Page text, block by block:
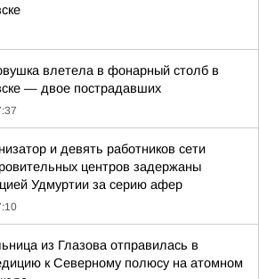
влетела в фонарный столб в
— двое пострадавших
и девять работников сети
центров задержаны
Удмуртии за серию афер
из Глазова отправилась в
к Северному полюсу на атомном